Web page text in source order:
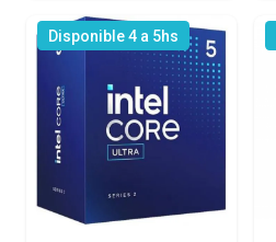
Disponible 4 a 5hs